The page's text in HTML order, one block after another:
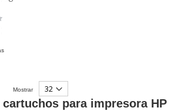
Mostrar
para impresora HP